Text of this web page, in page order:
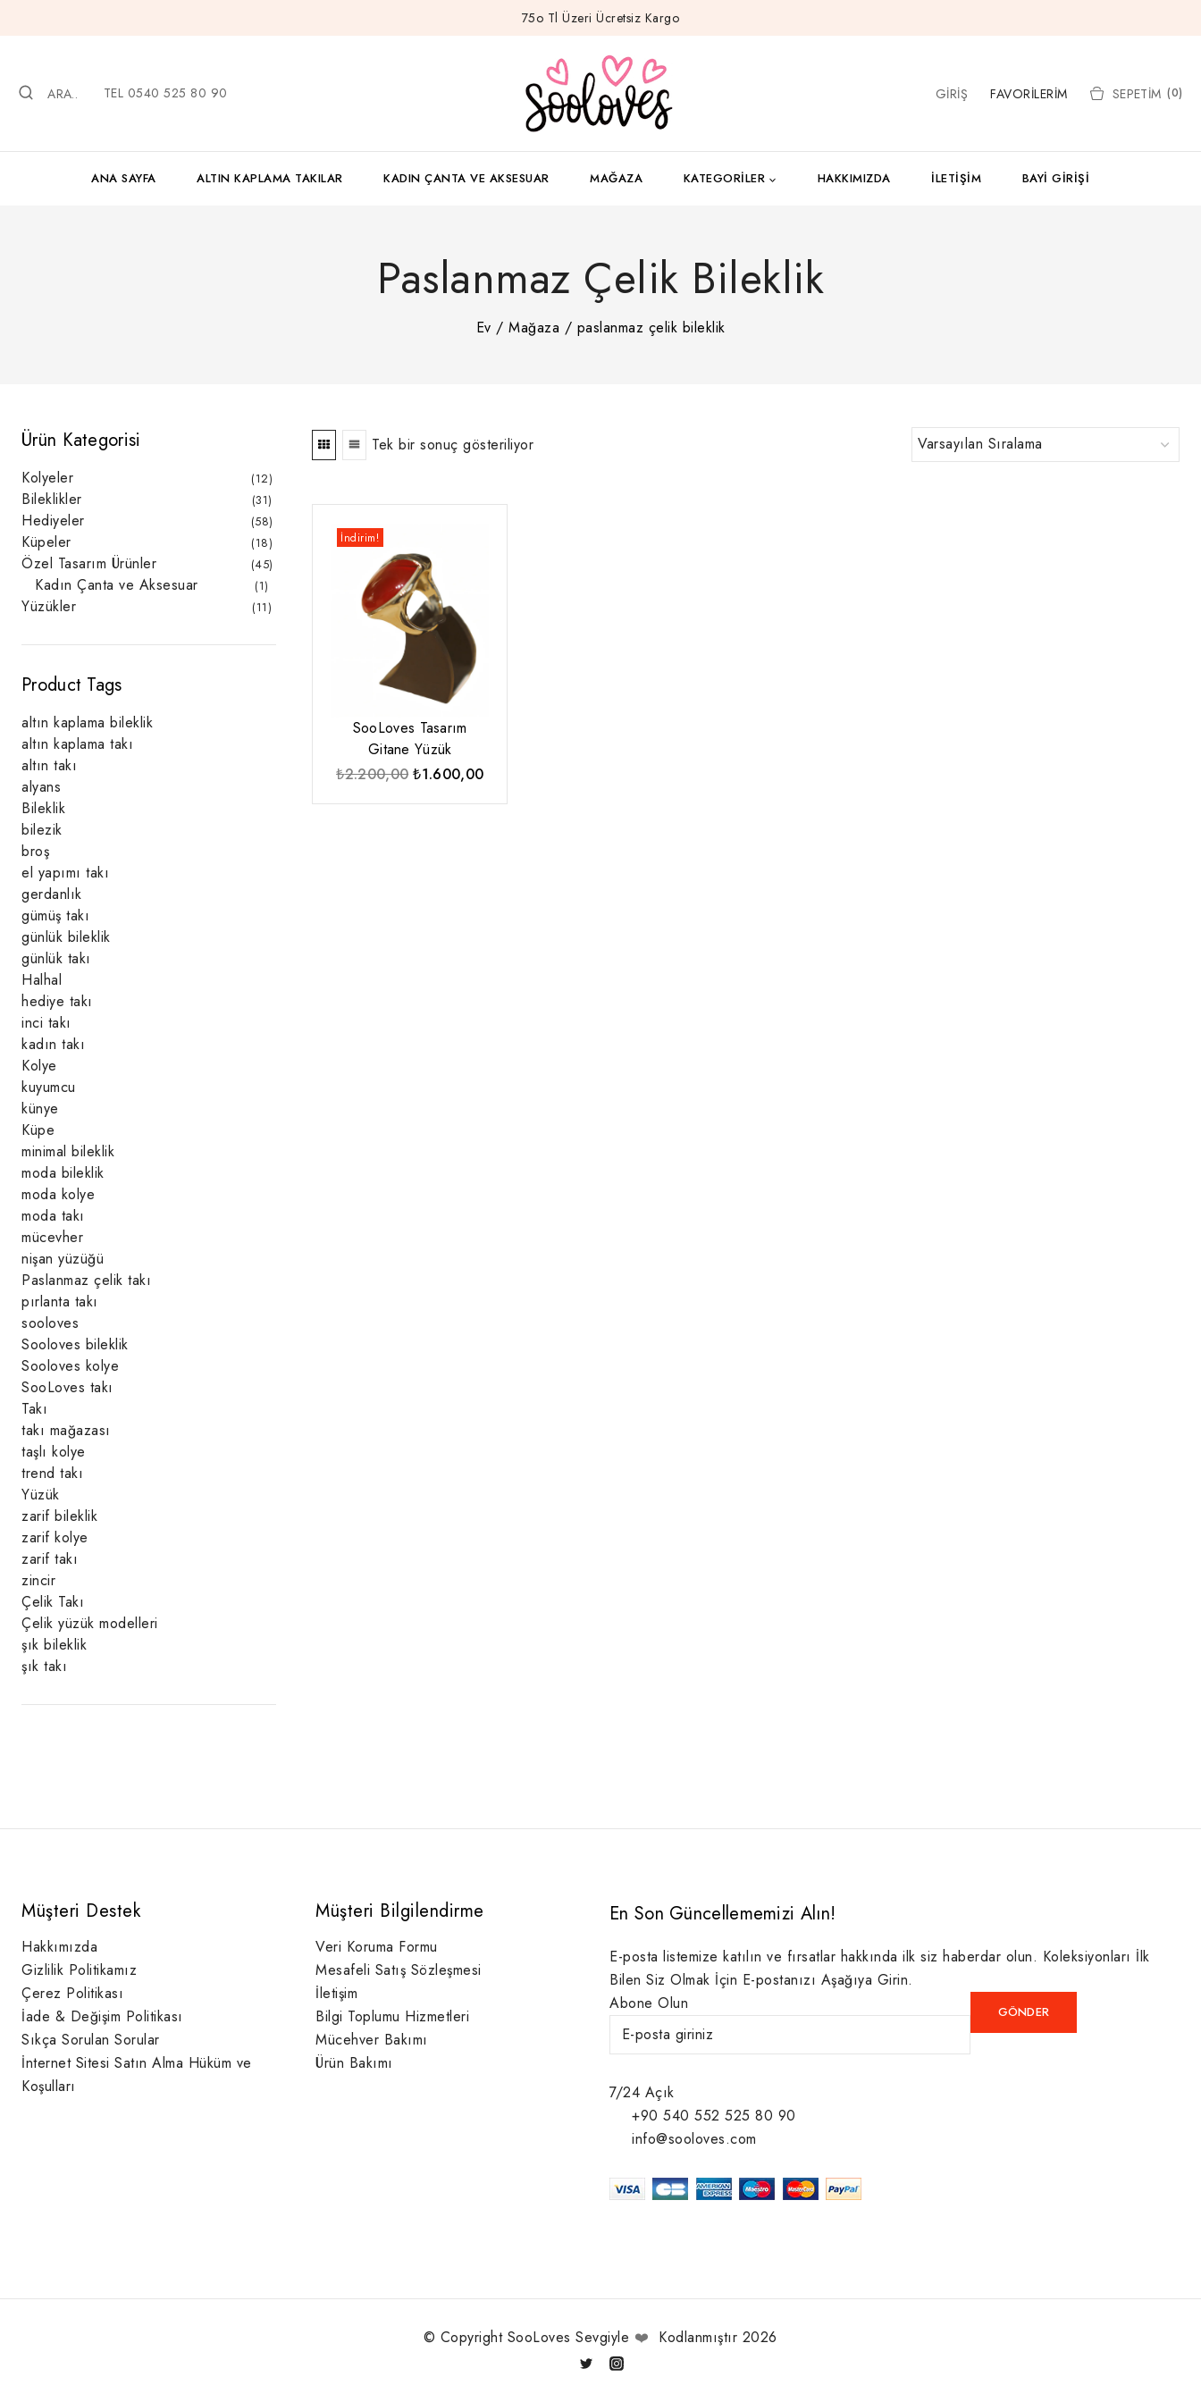
75o Tl Üzeri Ücretsiz Kargo
ARA.. TEL 0540 525 80 90 GIRIŞ FAVORILERIM SEPETIM (0)
ANA SAYFA ALTIN KAPLAMA TAKILAR KADIN ÇANTA VE AKSESUAR MAĞAZA KATEGORILER HAKKIMIZDA İLETIŞIM BAYI GIRIŞI
Paslanmaz Çelik Bileklik
Ev / Mağaza / paslanmaz çelik bileklik
Tek bir sonuç gösteriliyor
İndirim!
SooLoves Tasarım
Gitane Yüzük
₺2.200,00 Orijinal
₺1.600,00Şu
Ürün Kategorisi
Kolyeler 1212
ürün
Bileklikler 3131
ürün
Hediyeler 5858
ürün
Küpeler 1818
ürün
Özel Tasarım Ürünler 4545
Kadın Çanta ve Aksesuar 11
ürün
Yüzükler 1111
Product Tags
altın kaplama bileklik
altın kaplama takı
altın takı
alyans
Bileklik
bilezik
broş
el yapımı takı
gerdanlık
gümüş takı
günlük bileklik
günlük takı
Halhal
hediye takı
inci takı
kadın takı
Kolye
kuyumcu
künye
Küpe
minimal bileklik
moda bileklik
moda kolye
moda takı
mücevher
nişan yüzüğü
Paslanmaz çelik takı
pırlanta takı
sooloves
Sooloves bileklik
Sooloves kolye
SooLoves takı
Takı
takı mağazası
taşlı kolye
trend takı
Yüzük
zarif bileklik
zarif kolye
zarif takı
zincir
Çelik Takı
Çelik yüzük modelleri
şık bileklik
şık takı
Müşteri Destek
Hakkımızda
Gizlilik Politikamız
Çerez Politikası
İade & Değişim Politikası
Sıkça Sorulan Sorular
İnternet Sitesi Satın Alma Hüküm ve
Koşulları
Müşteri Bilgilendirme
Veri Koruma Formu
Mesafeli Satış Sözleşmesi
İletişim
Bilgi Toplumu Hizmetleri
Mücehver Bakımı
Ürün Bakımı
En Son Güncellememizi Alın!
E-posta listemize katılın ve fırsatlar hakkında ilk siz haberdar olun. Koleksiyonları İlk
Bilen Siz Olmak İçin E-postanızı Aşağıya Girin.
Abone Olun
7/24 Açık
+90 540 552 525 80 90
info@sooloves.com
© Copyright SooLoves Sevgiyle ❤️ Kodlanmıştır 2026